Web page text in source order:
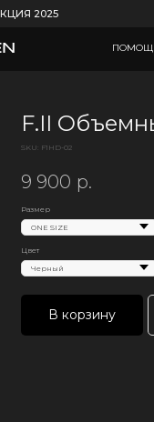
ПОМОЩЬ СТИЛИСТА
F.II
SKU: F1HD-02
9 900 р.
Размер
Цвет
В корзину